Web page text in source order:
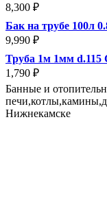
8,300 ₽
Бак на трубе 100л
9,990 ₽
Труба 1м 1мм d.115
1,790 ₽
Банные и
Нижнекамске